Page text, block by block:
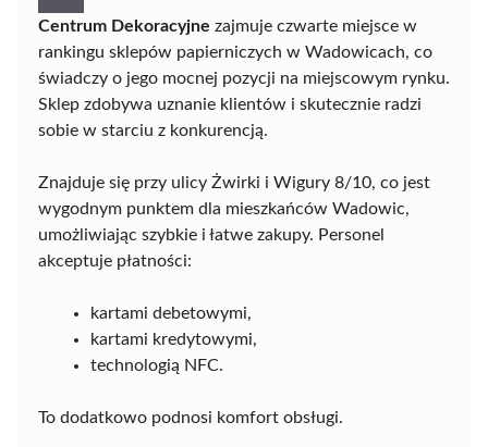
Centrum Dekoracyjne zajmuje czwarte miejsce w
rankingu sklepów papierniczych w Wadowicach, co
świadczy o jego mocnej pozycji na miejscowym rynku.
Sklep zdobywa uznanie klientów i skutecznie radzi
sobie w starciu z konkurencją.
Znajduje się przy ulicy Żwirki i Wigury 8/10, co jest
wygodnym punktem dla mieszkańców Wadowic,
umożliwiając szybkie i łatwe zakupy. Personel
akceptuje płatności:
kartami debetowymi,
kartami kredytowymi,
technologią NFC.
To dodatkowo podnosi komfort obsługi.